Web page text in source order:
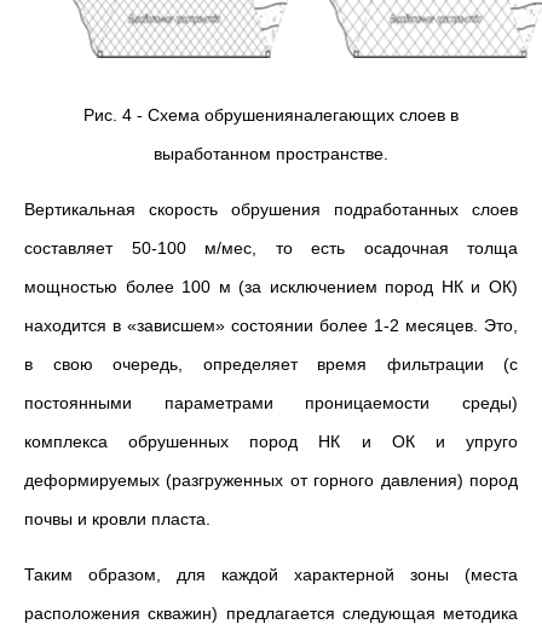
Рис. 4 - Схема обрушенияналегающих слоев в
выработанном пространстве.
Вертикальная скорость обрушения подработанных слоев
составляет 50-100 м/мес, то есть осадочная толща
мощностью более 100 м (за исключением пород НК и ОК)
находится в «зависшем» состоянии более 1-2 месяцев. Это,
в свою очередь, определяет время фильтрации (с
постоянными параметрами проницаемости среды)
комплекса обрушенных пород НК и ОК и упруго
деформируемых (разгруженных от горного давления) пород
почвы и кровли пласта.
Таким образом, для каждой характерной зоны (места
расположения скважин) предлагается следующая методика